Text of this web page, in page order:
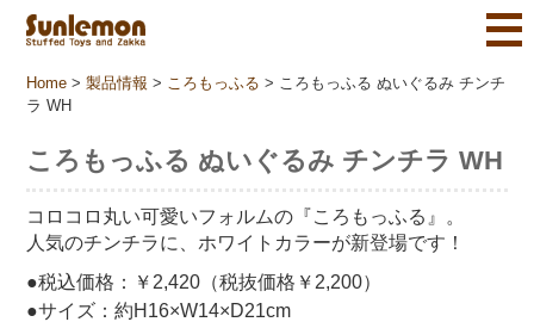
Home >製品情報 > ころもっふる > ころもっふる ぬいぐるみ チンチ
ラ WH
ころもっふる ぬいぐるみ チンチラ WH
コロコロ丸い可愛いフォルムの『ころもっふる』。
人気のチンチラに、ホワイトカラーが新登場です！
●税込価格：￥2,420（税抜価格￥2,200）
●サイズ：約H16×W14×D21cm